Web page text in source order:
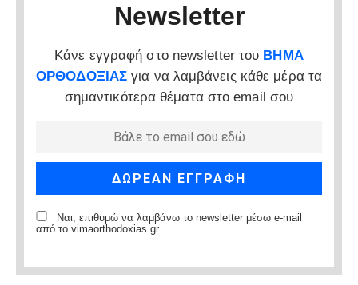
Newsletter
Κάνε εγγραφή στο newsletter του ΒΗΜΑ
ΟΡΘΟΔΟΞΙΑΣ για να λαμβάνεις κάθε μέρα τα
σημαντικότερα θέματα στο email σου
Ναι, επιθυμώ να λαμβάνω το newsletter μέσω e-mail
από το vimaorthodoxias.gr